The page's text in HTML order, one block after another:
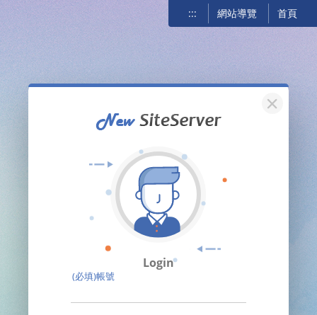
::: 網站導覽 首頁
關閉
Login
(必填)帳號